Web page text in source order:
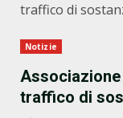
traffico di
Notizie
traffico di